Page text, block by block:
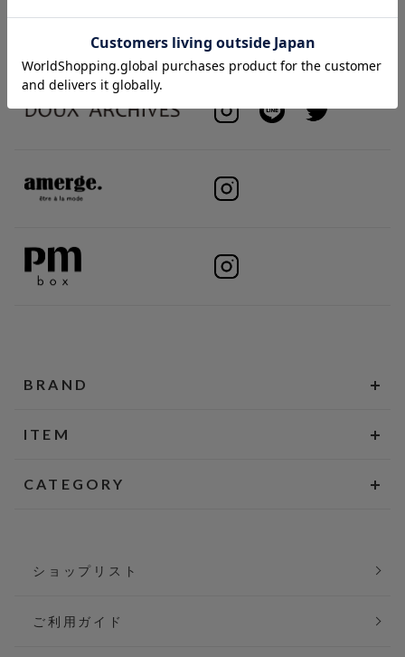
BRAND
ITEM
CATEGORY
ショップリスト
ご利用ガイド